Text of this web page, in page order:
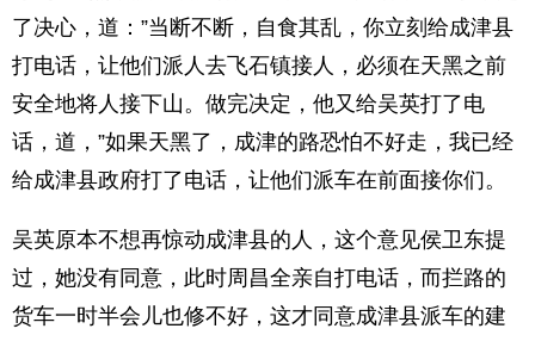
了决心，道：”当断不断，自食其乱，你立刻给成津县
打电话，让他们派人去飞石镇接人，必须在天黑之前
安全地将人接下山。做完决定，他又给吴英打了电
话，道，”如果天黑了，成津的路恐怕不好走，我已经
给成津县政府打了电话，让他们派车在前面接你们。
吴英原本不想再惊动成津县的人，这个意见侯卫东提
过，她没有同意，此时周昌全亲自打电话，而拦路的
货车一时半会儿也修不好，这才同意成津县派车的建